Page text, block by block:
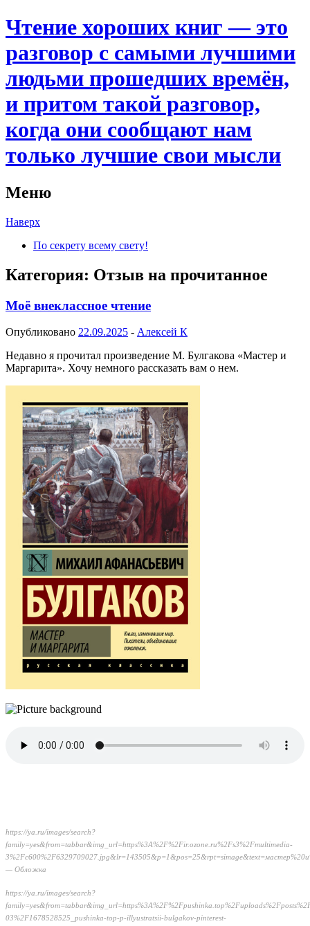
Чтение хороших книг — это
разговор с самыми лучшими
людьми прошедших времён,
и притом такой разговор,
когда они сообщают нам
только лучшие свои мысли
Меню
Наверх
По секрету всему свету!
Категория: Отзыв на прочитанное
Моё внеклассное чтение
Опубликовано 22.09.2025 - Алексей К
Недавно я прочитал произведение М. Булгакова «Мастер и
Маргарита». Хочу немного рассказать вам о нем.
https://ya.ru/images/search?
family=yes&from=tabbar&img_url=https%3A%2F%2Fir.ozone.ru%2Fs3%2Fmultimedia-
— Обложка
https://ya.ru/images/search?
03%2F1678528525_pushinka-top-p-illyustratsii-bulgakov-pinterest-